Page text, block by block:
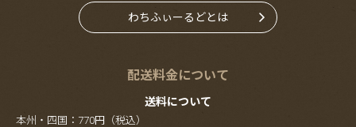
わちふぃーるどとは
配送料金について
送料について
本州・四国：770円（税込）